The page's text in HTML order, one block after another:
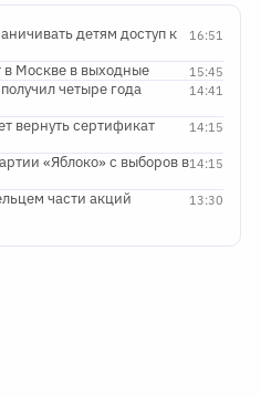
16:51
детям доступ к
15:45
в Москве в выходные
14:41
четыре года
14:15
вернуть сертификат
14:15
«Яблоко» с выборов в
13:30
части акций